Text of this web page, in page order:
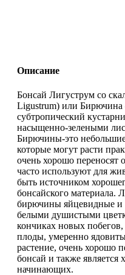
Описание
Бонсай Лигуструм со
Ligustrum) или
субтропический
насыщенно-зелеными
Бирючины-это
которые могут расти
очень хорошо переносят
часто используют для
быть источником
бонсайского материала.
бирючины яйцевидные и
белыми душистыми
кончиках новых
плоды, умеренно
растение, очень хорошо
бонсай и также
начинающих.